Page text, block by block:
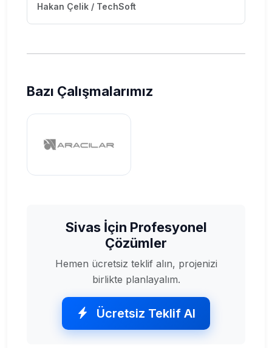
Hakan Çelik / TechSoft
Bazı Çalışmalarımız
Sivas İçin Profesyonel
Çözümler
Hemen ücretsiz teklif alın, projenizi
birlikte planlayalım.
Ücretsiz Teklif Al